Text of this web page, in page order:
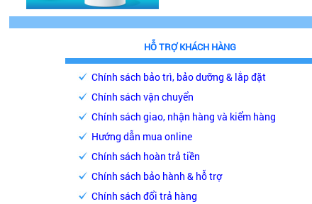
HỖ TRỢ KHÁCH HÀNG
Chính sách bảo trì, bảo dưỡng & lắp đặt
Chính sách vận chuyển
Chính sách giao, nhận hàng và kiểm hàng
Hướng dẫn mua online
Chính sách hoàn trả tiền
Chính sách bảo hành & hỗ trợ
Chính sách đổi trả hàng